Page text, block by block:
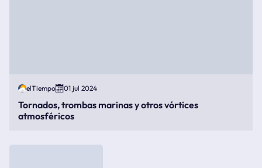
elTiempo 01 jul 2024
Tornados, trombas marinas y otros vórtices
atmosféricos